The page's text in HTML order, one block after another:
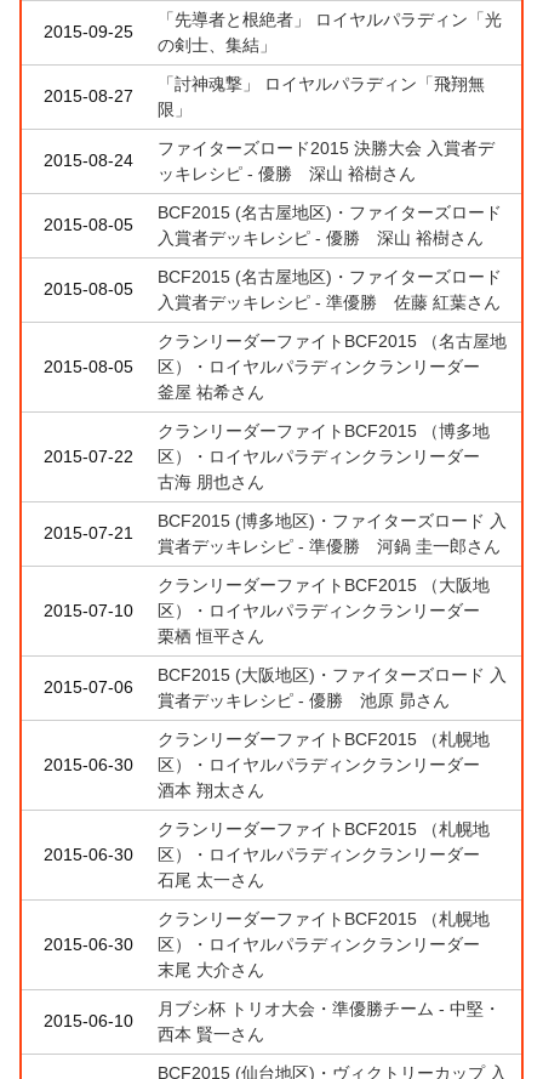
2015-09-25
「先導者と根絶者」 ロイヤルパラディン「光
の剣士、集結」
2015-08-27
「討神魂撃」 ロイヤルパラディン「飛翔無
限」
2015-08-24
ファイターズロード2015 決勝大会 入賞者デ
ッキレシピ - 優勝 深山 裕樹さん
2015-08-05
BCF2015 (名古屋地区)・ファイターズロード
入賞者デッキレシピ - 優勝 深山 裕樹さん
2015-08-05
BCF2015 (名古屋地区)・ファイターズロード
入賞者デッキレシピ - 準優勝 佐藤 紅葉さん
2015-08-05
クランリーダーファイトBCF2015 （名古屋地
区）・ロイヤルパラディンクランリーダー
釜屋 祐希さん
2015-07-22
クランリーダーファイトBCF2015 （博多地
区）・ロイヤルパラディンクランリーダー
古海 朋也さん
2015-07-21
BCF2015 (博多地区)・ファイターズロード 入
賞者デッキレシピ - 準優勝 河鍋 圭一郎さん
2015-07-10
クランリーダーファイトBCF2015 （大阪地
区）・ロイヤルパラディンクランリーダー
栗栖 恒平さん
2015-07-06
BCF2015 (大阪地区)・ファイターズロード 入
賞者デッキレシピ - 優勝 池原 昴さん
2015-06-30
クランリーダーファイトBCF2015 （札幌地
区）・ロイヤルパラディンクランリーダー
酒本 翔太さん
2015-06-30
クランリーダーファイトBCF2015 （札幌地
区）・ロイヤルパラディンクランリーダー
石尾 太一さん
2015-06-30
クランリーダーファイトBCF2015 （札幌地
区）・ロイヤルパラディンクランリーダー
末尾 大介さん
2015-06-10
月ブシ杯 トリオ大会・準優勝チーム - 中堅・
西本 賢一さん
BCF2015 (仙台地区)・ヴィクトリーカップ 入